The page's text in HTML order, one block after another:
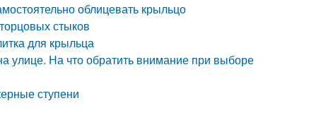
облицевать крыльцо
стыков
для крыльца
улице. На что обратить внимание при выборе
ступени